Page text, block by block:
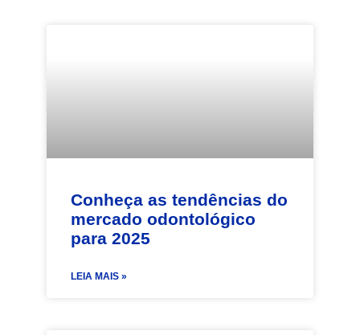
Conheça as tendências do
mercado odontológico
para 2025
LEIA MAIS »